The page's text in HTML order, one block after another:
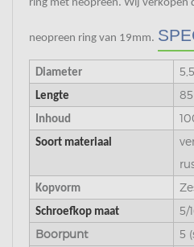
ring met neopreen. Wij verkopen
neopreen ring van 19mm.
Diameter
Lengte 85
Inhoud
Soort materiaal
Kopvorm
Schroefkop maat
5/
Boorpunt
5